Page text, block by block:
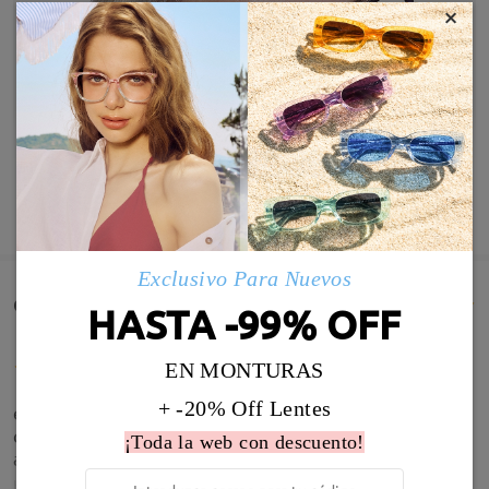
MOSTRAR MÁS
Comentarios de Clientes(1318)
el marco de las gafas están geniales el servicio el
cliente es increíble un gusto comprar mis gafas por
aqui
×
Exclusivo Para Nuevos
HASTA -99% OFF
EN MONTURAS
+ -20% Off Lentes
¡Toda la web con descuento!